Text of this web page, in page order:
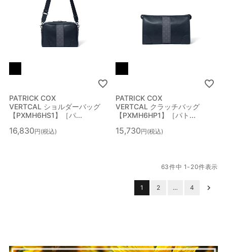
PATRICK COX
VERTCAL ショルダーバッグ
【PXMH6HS1】［パ...
16,830 税込
PATRICK COX
VERTCAL クラッチバッグ
【PXMH6HP1】［パト...
15,730 税込
63件中 1 - 20件表示
1 2 … 4